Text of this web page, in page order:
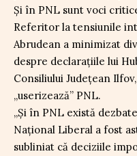
Și în PNL sunt voci
Referitor la tensiunile
Abrudean a minimizat
despre declarațiile lui
Consiliului Județean
„userizează” PNL.
„Și în PNL există
Național Liberal a fost
subliniat că deciziile